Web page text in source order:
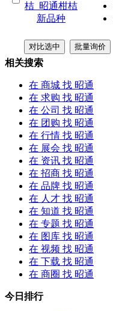
相关搜索
在 商城 找 昭通
在 求购 找 昭通
在 公司 找 昭通
在 团购 找 昭通
在 行情 找 昭通
在 展会 找 昭通
在 资讯 找 昭通
在 招商 找 昭通
在 品牌 找 昭通
在 人才 找 昭通
在 知道 找 昭通
在 专题 找 昭通
在 图库 找 昭通
在 视频 找 昭通
在 下载 找 昭通
在 商圈 找 昭通
今日排行